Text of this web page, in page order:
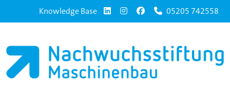
Knowledge Base 05205 742558